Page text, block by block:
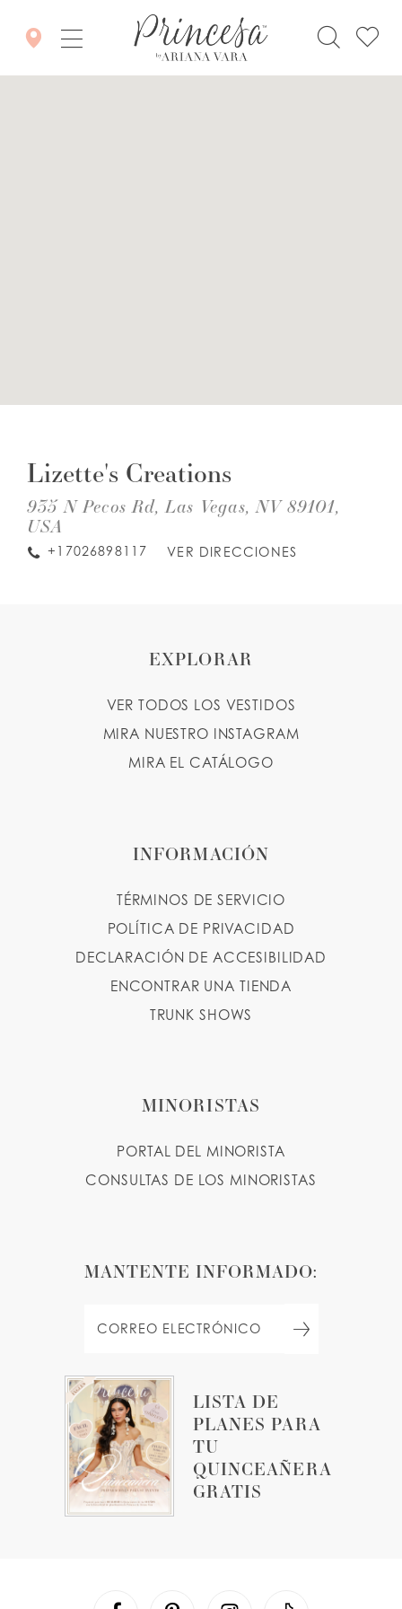
ESPAÑOL INGLES
Lizette's Creations
935 N Pecos Rd, Las Vegas, NV 89101,
USA
+17026898117 VER DIRECCIONES
LISTA DE
PLANES PARA
TU
QUINCEAÑERA
GRATIS
EXPLORAR
VER TODOS LOS VESTIDOS
MIRA NUESTRO INSTAGRAM
MIRA EL CATÁLOGO
INFORMACIÓN
TÉRMINOS DE SERVICIO
POLÍTICA DE PRIVACIDAD
DECLARACIÓN DE ACCESIBILIDAD
ENCONTRAR UNA TIENDA
TRUNK SHOWS
MINORISTAS
PORTAL DEL MINORISTA
CONSULTAS DE LOS MINORISTAS
MANTENTE INFORMADO: